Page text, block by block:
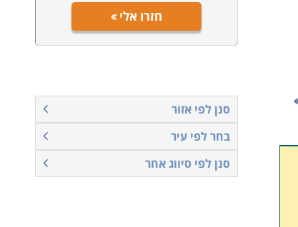
חזרו אלי
סנן לפי אזור
בחר לפי עיר
סנן לפי סיווג אחר